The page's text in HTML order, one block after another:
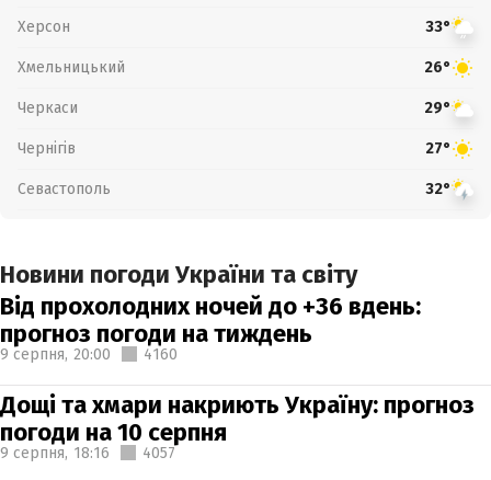
Херсон 33°
Хмельницький 26°
Черкаси 29°
Чернігів 27°
Севастополь 32°
Новини погоди України та світу
Від прохолодних ночей до +36 вдень:
прогноз погоди на тиждень
9 серпня, 20:00 4160
Дощі та хмари накриють Україну: прогноз
погоди на 10 серпня
9 серпня, 18:16 4057